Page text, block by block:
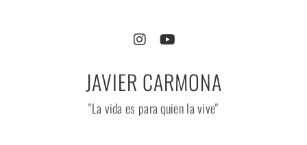
JAVIER CARMONA
"La vida es para quien la vive"